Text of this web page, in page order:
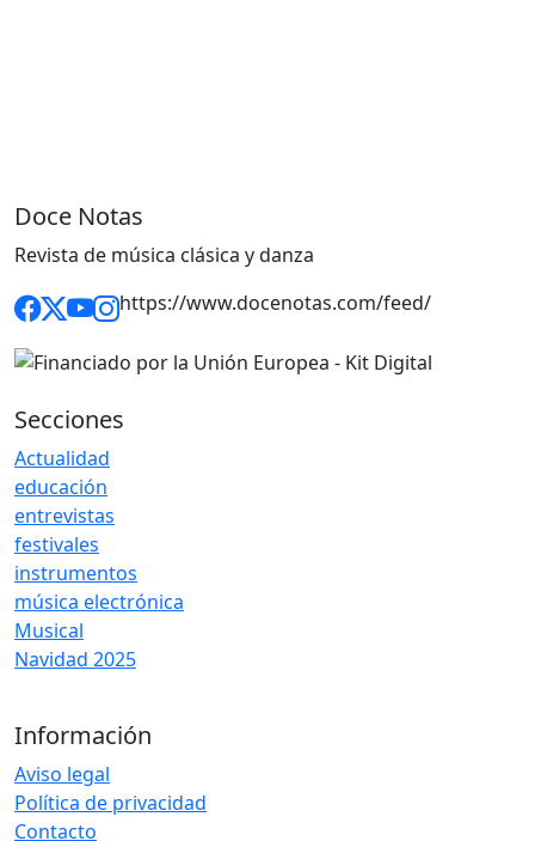
Doce Notas
Revista de música clásica y danza
https://www.docenotas.com/feed/
Secciones
Actualidad
educación
entrevistas
festivales
instrumentos
música electrónica
Musical
Navidad 2025
Información
Aviso legal
Política de privacidad
Contacto